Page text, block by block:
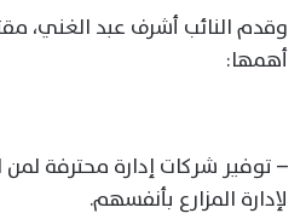
وقدم النائب أشرف عبد الغني،
أهمها:
– توفير شركات إدارة محترفة لمن
لإدارة المزارع بأنفسهم.